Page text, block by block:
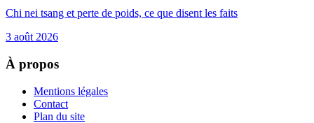
Chi nei tsang et perte de poids, ce que disent les faits
3 août 2026
À propos
Mentions légales
Contact
Plan du site